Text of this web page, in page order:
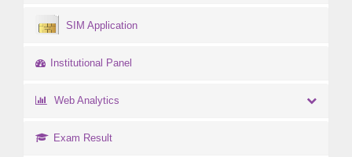
SIM Application
Institutional Panel
Web Analytics
Exam Result